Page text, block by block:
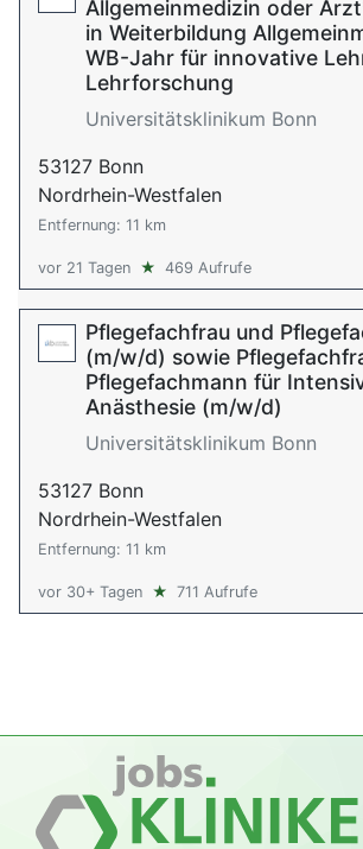
Allgemeinmedizin oder
in Weiterbildung
WB-Jahr für innovative
Lehrforschung
Universitätsklinikum Bonn
53127 Bonn
Nordrhein-Westfalen
Entfernung: 11 km
vor 21 Tagen ★ 469 Aufrufe
Pflegefachfrau und
(m/w/d) sowie
Pflegefachmann für
Anästhesie (m/w/d)
Universitätsklinikum Bonn
53127 Bonn
Nordrhein-Westfalen
Entfernung: 11 km
vor 30+ Tagen ★ 711 Aufrufe